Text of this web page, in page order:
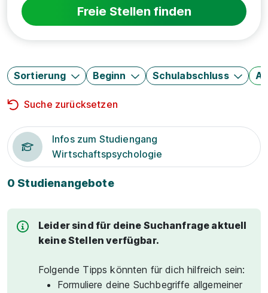
Freie Stellen finden
Sortierung Beginn Schulabschluss
Suche zurücksetzen
Infos zum Studiengang
Wirtschaftspsychologie
0 Studienangebote
Leider sind für deine Suchanfrage aktuell
keine Stellen verfügbar.
Folgende Tipps könnten für dich hilfreich sein:
Formuliere deine Suchbegriffe allgemeiner